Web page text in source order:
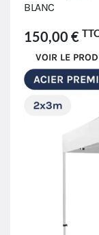
BLANC
150,00 €
VOIR LE